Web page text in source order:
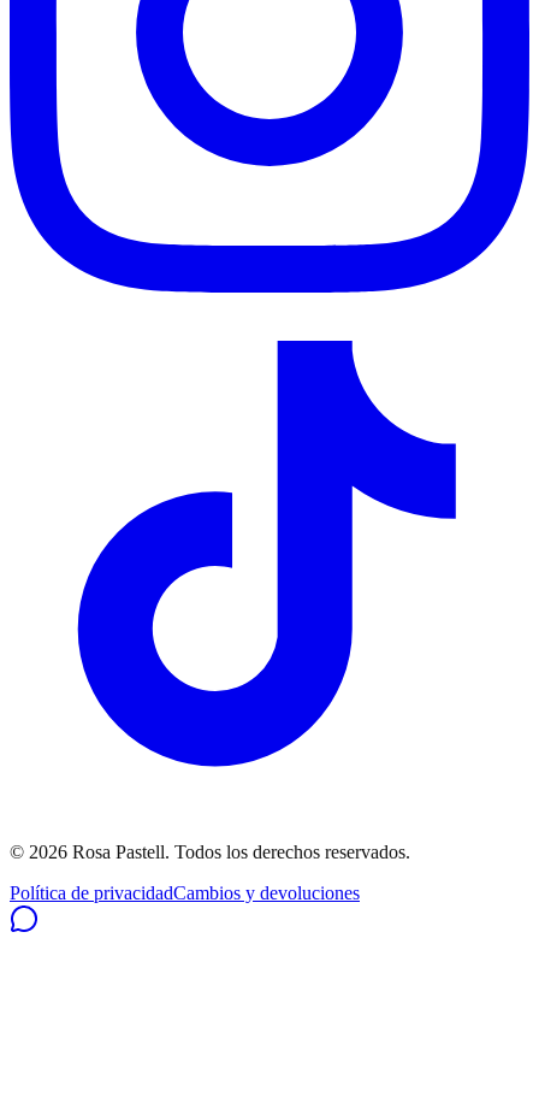
© 2026 Rosa Pastell. Todos los derechos reservados.
Política de privacidadCambios y devoluciones